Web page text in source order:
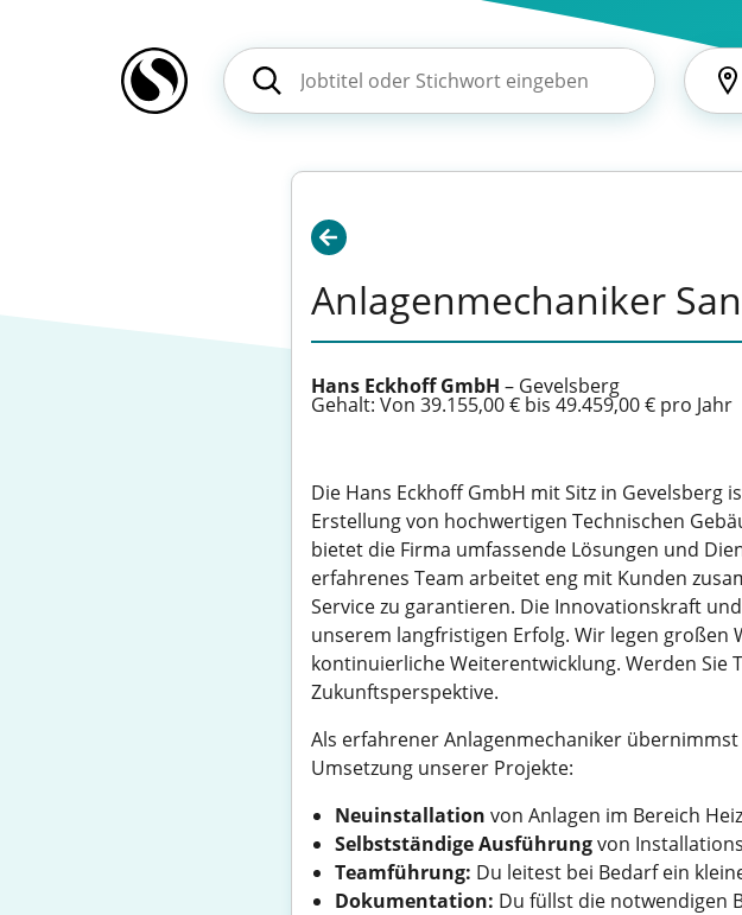
Anlagenmechaniker
Hans Eckhoff GmbH – Gevelsberg
Gehalt: Von 39.155,00 € bis 49.459,00 € pro Jahr
Die Hans Eckhoff GmbH mit Sitz in
Erstellung von hochwertigen Technischen
bietet die Firma umfassende Lösungen und
erfahrenes Team arbeitet eng mit Kunden
Service zu garantieren. Die Innovationskraft
unserem langfristigen Erfolg. Wir legen großen
kontinuierliche Weiterentwicklung. Werden
Zukunftsperspektive.
Als erfahrener Anlagenmechaniker
Umsetzung unserer Projekte:
Neuinstallation von Anlagen im Bereich
Selbstständige Ausführungvon
Teamführung: Du leitest bei Bedarf ein
Dokumentation: Du füllst die notwendigen